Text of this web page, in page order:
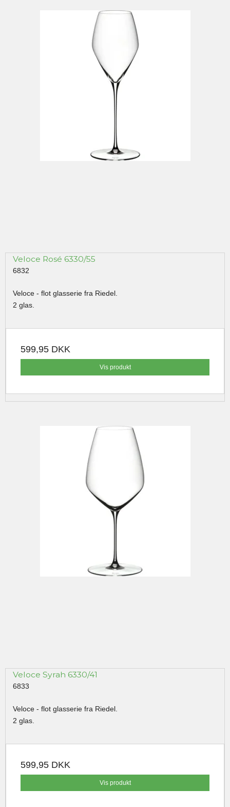
Veloce Rosé 6330/55
6832
Veloce - flot glasserie fra Riedel.
2 glas.
599,95 DKK
Vis produkt
Veloce Syrah 6330/41
6833
Veloce - flot glasserie fra Riedel.
2 glas.
599,95 DKK
Vis produkt